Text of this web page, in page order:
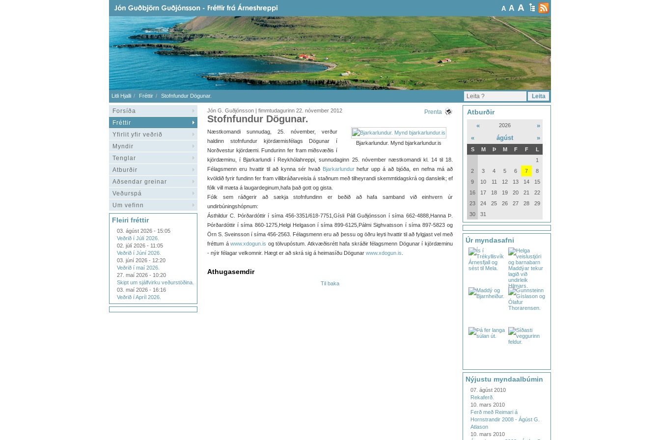
A A A
Litli Hjalli Fréttir Stofnfundur Dögunar.
Forsíða
Fréttir
Yfirlit yfir veðrið
Myndir
Tenglar
Atburðir
Aðsendar greinar
Veðurspá
Um vefinn
Fleiri fréttir
03. ágúst 2026 - 15:05
Veðrið í Júlí 2026.
02. júlí 2026 - 11:05
Veðrið í Júní 2026.
03. júní 2026 - 12:20
Veðrið í maí 2026.
27. maí 2026 - 10:20
Skipt um sjálfvirku veðurstöðina.
03. maí 2026 - 16:16
Veðrið í Apríl 2026.
Jón G. Guðjónsson | fimmtudagurinn 22. nóvember 2012 Prenta
Stofnfundur Dögunar.
Bjarkarlundur. Mynd bjarkarlundur.is
Næstkomandi sunnudag, 25. nóvember, verður
haldinn stofnfundur kjördæmisfélags Dögunar í
Norðvestur kjördæmi. Fundurinn fer fram miðsvæðis í
kjördæminu, í Bjarkarlundi í Reykhólahreppi, sunnudaginn 25. nóvember næstkomandi kl. 14 til 18.
Félagsmenn eru hvattir til að kynna sér hvað Bjarkarlundurhefur upp á að bjóða, en nefna má að
kvöldið fyrir fundinn fer fram villibráðarveisla á staðnum með tilheyrandi skemmtidagskrá og dansleik; ef
fólk vill mæta á laugardeginum,hafa það gott og gista.
Fólk sem ráðgerir að sækja stofnfundinn er beðið að hafa samband við einhvern úr
undirbúningshópnum:
Ásthildur C. Þórðardóttir í síma 456-3351/618-7751,Gísli Páll Guðjónsson í síma 662-4888,Hanna Þ.
Þórðardóttir í síma 860-1275,Helgi Helgason í síma 899-6125,Pálmi Sighvatsson í síma 897-5823 og
Örn S. Sveinsson í síma 456-2563. Félagsmenn eru að þessu og öðru leyti hvattir til að fylgjast vel með
fréttum áwww.xdogun.is og tölvupóstum. Atkvæðisrétt hafa skráðir félagsmenn Dögunar í kjördæminu
- nýir félagar velkomnir. Hægt er að skrá sig á heimasíðu Dögunar www.xdogun.is
Athugasemdir
Til baka
Atburðir
« 2026
»
«
ágúst »
S M Þ M F F
L
1
2
3 4 5 6 7
8
9
10 11 12 13 14
15
16
17 18 19 20 21
22
23
24 25 26 27 28
29
30
31
Úr myndasafni
Nýjustu myndaalbúmin
07. ágúst 2010
Rekaferð.
10. mars 2010
Ferð með Reimari á
Hornstrandir 2008 - Ágúst G.
Atlason
10. mars 2010